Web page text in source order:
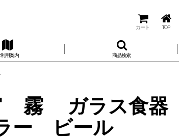
カート TOP
利用案内 商品検索
霧 ガラス食器
ー ビール